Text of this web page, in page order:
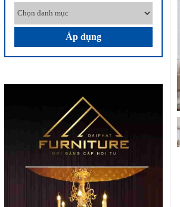
Áp dụng